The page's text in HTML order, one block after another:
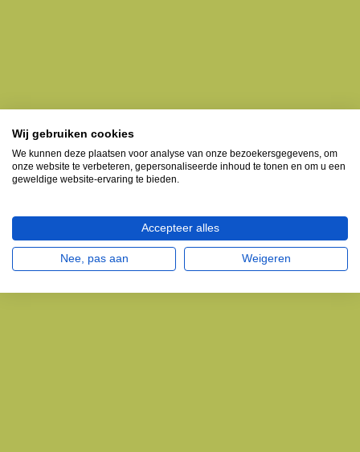
Wij gebruiken cookies
We kunnen deze plaatsen voor analyse van onze bezoekersgegevens, om
onze website te verbeteren, gepersonaliseerde inhoud te tonen en om u een
geweldige website-ervaring te bieden.
Accepteer alles
Nee, pas aan Weigeren